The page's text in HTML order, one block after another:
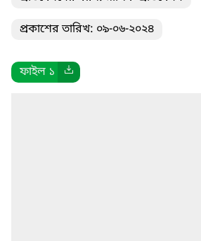
প্রকাশের তারিখ: ০৯-০৬-২০২৪
ফাইল ১